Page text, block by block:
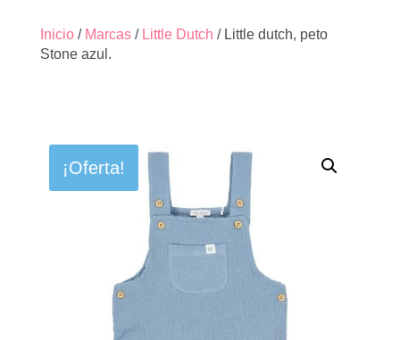
Inicio/ Marcas/ Little Dutch / Little dutch, peto
Stone azul.
¡Oferta!